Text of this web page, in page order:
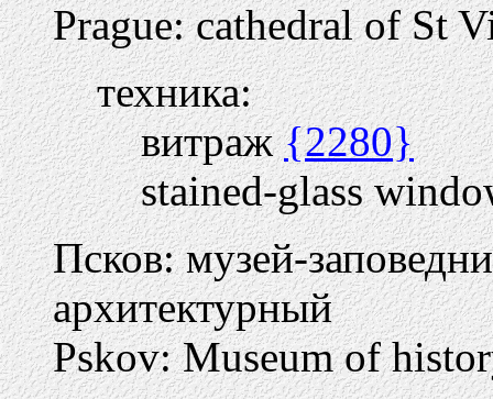
Prague: cathedral of St
техника:
витраж{2280}
stained-glass
Псков: музей-
архитектурный
Pskov: Museum of